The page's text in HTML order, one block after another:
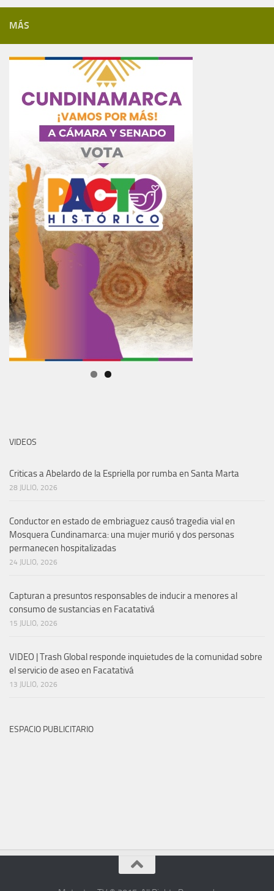
MÁS
VIDEOS
Criticas a Abelardo de la Espriella por rumba en Santa Marta
28 JULIO, 2026
Conductor en estado de embriaguez causó tragedia vial en
Mosquera Cundinamarca: una mujer murió y dos personas
permanecen hospitalizadas
24 JULIO, 2026
Capturan a presuntos responsables de inducir a menores al
consumo de sustancias en Facatativá
15 JULIO, 2026
VIDEO | Trash Global responde inquietudes de la comunidad sobre
el servicio de aseo en Facatativá
13 JULIO, 2026
ESPACIO PUBLICITARIO